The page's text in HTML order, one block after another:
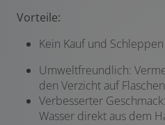
Vorteile:
Kein Kauf und
Umweltfreundlich:
den Verzicht auf
Verbesserter
Wasser direkt aus dem